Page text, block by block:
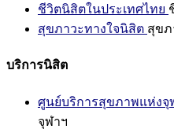
ชีวิตนิสิตในประเทศไทย
สุขภาวะทางใจนิสิต สุขภ
บริการนิสิต
ศูนย์บริการสุขภาพแห่งจุ
จุฬาฯ